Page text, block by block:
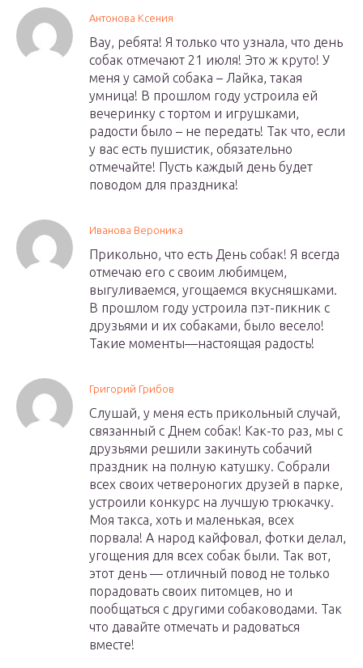
Антонова Ксения
Вау, ребята! Я только что узнала, что день
собак отмечают 21 июля! Это ж круто! У
меня у самой собака – Лайка, такая
умница! В прошлом году устроила ей
вечеринку с тортом и игрушками,
радости было – не передать! Так что, если
у вас есть пушистик, обязательно
отмечайте! Пусть каждый день будет
поводом для праздника!
Иванова Вероника
Прикольно, что есть День собак! Я всегда
отмечаю его с своим любимцем,
выгуливаемся, угощаемся вкусняшками.
В прошлом году устроила пэт-пикник с
друзьями и их собаками, было весело!
Такие моменты—настоящая радость!
Григорий Грибов
Слушай, у меня есть прикольный случай,
связанный с Днем собак! Как-то раз, мы с
друзьями решили закинуть собачий
праздник на полную катушку. Собрали
всех своих четвероногих друзей в парке,
устроили конкурс на лучшую трюкачку.
Моя такса, хоть и маленькая, всех
порвала! А народ кайфовал, фотки делал,
угощения для всех собак были. Так вот,
этот день — отличный повод не только
порадовать своих питомцев, но и
пообщаться с другими собаководами. Так
что давайте отмечать и радоваться
вместе!